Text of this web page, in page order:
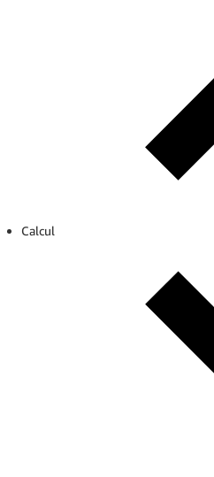
Calcul